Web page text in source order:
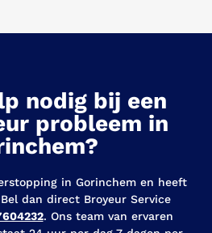
nodig bij een
probleem in
in Gorinchem en heeft
dan direct Broyeur Service
. Ons team van ervaren